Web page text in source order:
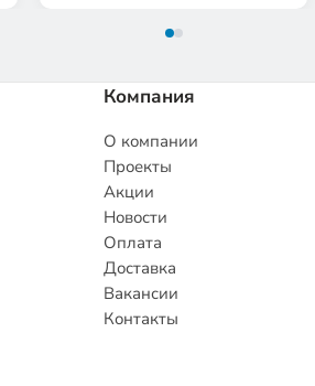
Компания
О компании
Проекты
Акции
Новости
Оплата
Доставка
Вакансии
Контакты